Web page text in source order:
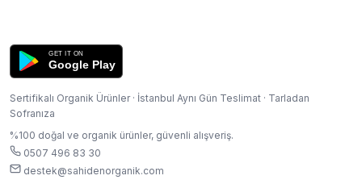
GET IT ON
Google Play
Sertifikalı Organik Ürünler · İstanbul Aynı Gün Teslimat · Tarladan
Sofranıza
%100 doğal ve organik ürünler, güvenli alışveriş.
0507 496 83 30
destek@sahidenorganik.com